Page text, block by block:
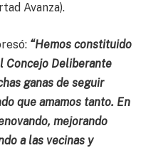
Avanza).
“Hemos constituido
Concejo Deliberante
ganas de seguir
que amamos tanto. En
mejorando
a las vecinas y